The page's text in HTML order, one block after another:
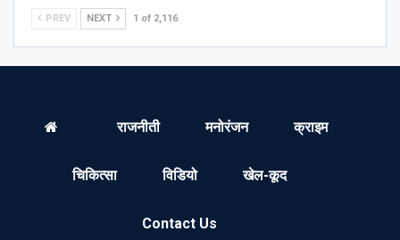
PREV NEXT 1 of 2,116
राजनीती मनोरंजन क्राइम
चिकित्सा विडियो खेल-कूद
Contact Us